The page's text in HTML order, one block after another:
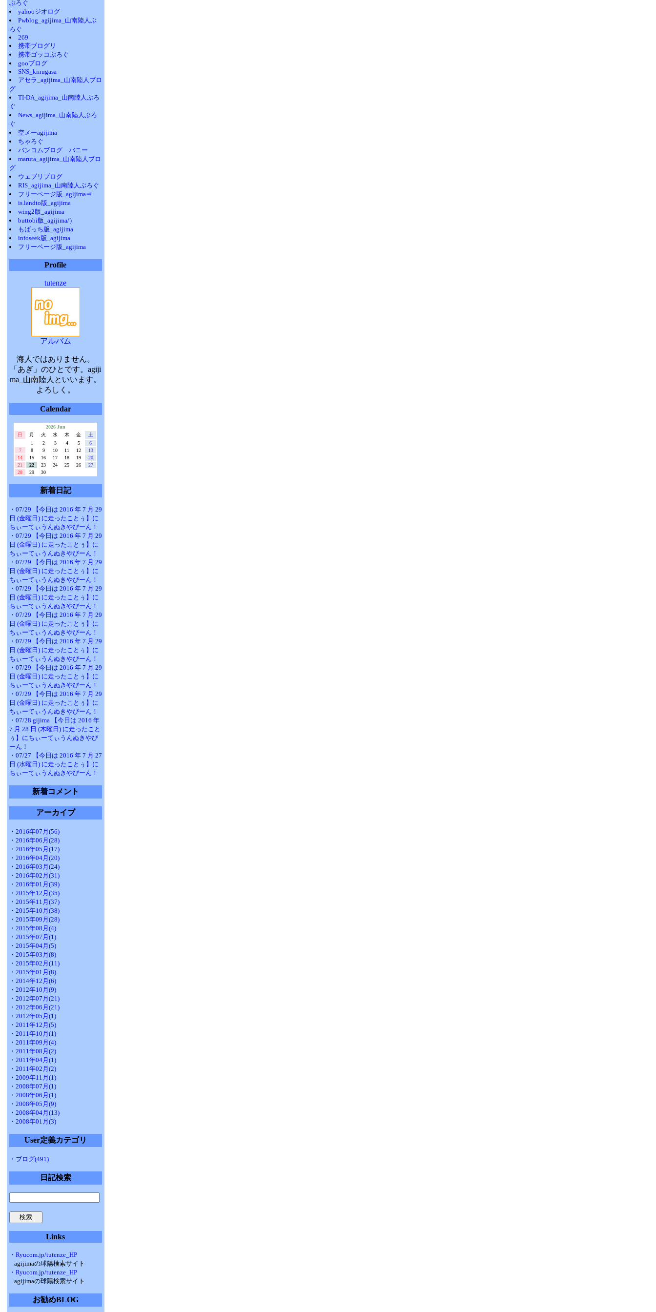
ぶろぐ
yahooジオログ
Pwblog_agijima_山南陸人ぶ
ろぐ
269
携帯ブログリ
携帯ゴッコぶろぐ
gooブログ
SNS_kinugasa
アセラ_agijima_山南陸人ブロ
グ
TI-DA_agijima_山南陸人ぶろ
ぐ
News_agijima_山南陸人ぶろ
ぐ
空メーagijima
ちゃろぐ
バンコムブログ バニー
maruta_agijima_山南陸人ブロ
グ
ウェブリブログ
RIS_agijima_山南陸人ぶろぐ
フリーページ版_agijima⇒
is.landto版_agijima
wing2版_agijima
buttobi版_agijima/）
もばっち版_agijima
infoseek版_agijima
フリーページ版_agijima
Profile
tutenze
アルバム
海人ではありません。
「あぎ」のひとです。agiji
ma_山南陸人といいます。
よろしく。
Calendar
2026 Jun
日
月 火 水 木 金
土
1
2 3 4 5
6
7
8 9 10 11 12
13
14
15 16 17 18 19
20
21
22 23 24 25 26
27
28
29 30
新着日記
・07/29 【今日は 2016 年 7 月 29
日 (金曜日) に走ったことぅ】に
ちぃーてぃうんぬきやびーん！
・07/29 【今日は 2016 年 7 月 29
日 (金曜日) に走ったことぅ】に
ちぃーてぃうんぬきやびーん！
・07/29 【今日は 2016 年 7 月 29
日 (金曜日) に走ったことぅ】に
ちぃーてぃうんぬきやびーん！
・07/29 【今日は 2016 年 7 月 29
日 (金曜日) に走ったことぅ】に
ちぃーてぃうんぬきやびーん！
・07/29 【今日は 2016 年 7 月 29
日 (金曜日) に走ったことぅ】に
ちぃーてぃうんぬきやびーん！
・07/29 【今日は 2016 年 7 月 29
日 (金曜日) に走ったことぅ】に
ちぃーてぃうんぬきやびーん！
・07/29 【今日は 2016 年 7 月 29
日 (金曜日) に走ったことぅ】に
ちぃーてぃうんぬきやびーん！
・07/29 【今日は 2016 年 7 月 29
日 (金曜日) に走ったことぅ】に
ちぃーてぃうんぬきやびーん！
・07/28 gijima 【今日は 2016 年
7 月 28 日 (木曜日) に走ったこと
ぅ】にちぃーてぃうんぬきやび
ーん！
・07/27 【今日は 2016 年 7 月 27
日 (水曜日) に走ったことぅ】に
ちぃーてぃうんぬきやびーん！
新着コメント
アーカイブ
・2016年07月(56)
・2016年06月(28)
・2016年05月(17)
・2016年04月(20)
・2016年03月(24)
・2016年02月(31)
・2016年01月(39)
・2015年12月(35)
・2015年11月(37)
・2015年10月(38)
・2015年09月(28)
・2015年08月(4)
・2015年07月(1)
・2015年04月(5)
・2015年03月(8)
・2015年02月(11)
・2015年01月(8)
・2014年12月(6)
・2012年10月(9)
・2012年07月(21)
・2012年06月(21)
・2012年05月(1)
・2011年12月(5)
・2011年10月(1)
・2011年09月(4)
・2011年08月(2)
・2011年04月(1)
・2011年02月(2)
・2009年11月(1)
・2008年07月(1)
・2008年06月(1)
・2008年05月(9)
・2008年04月(13)
・2008年01月(3)
User定義カテゴリ
・ブログ(491)
日記検索
Links
・Ryucom.jp/tutenze_HP
agijimaの球陽検索サイト
・Ryucom.jp/tutenze_HP
agijimaの球陽検索サイト
お勧めBLOG